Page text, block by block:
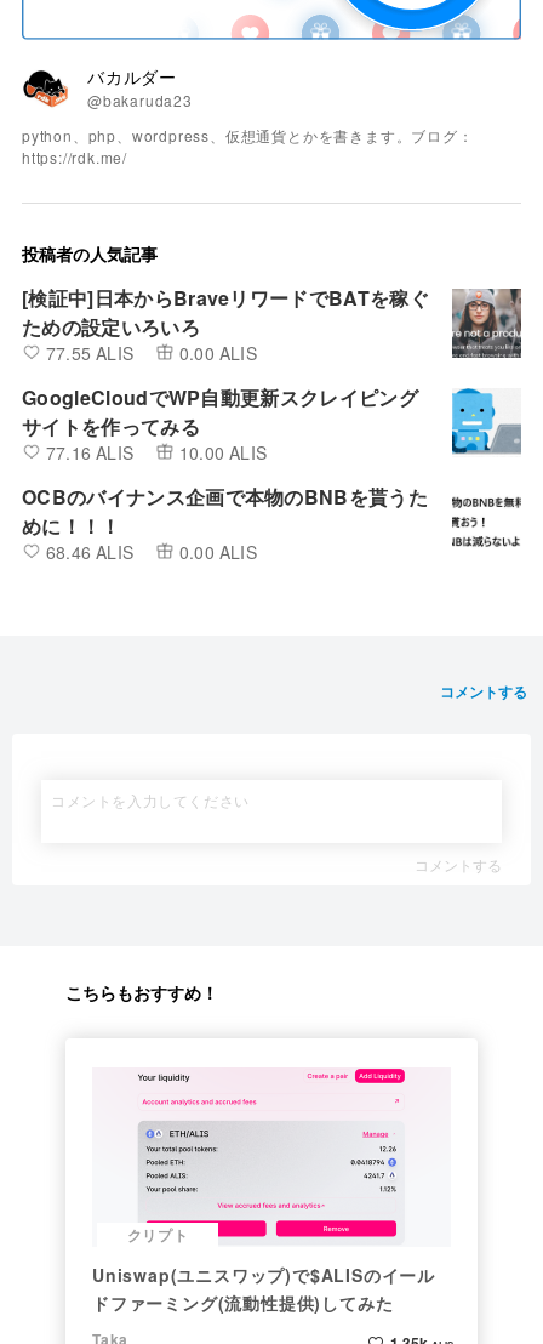
バカルダー
@bakaruda23
python、php、wordpress、仮想通貨とかを書きます。ブログ：
https://rdk.me/
投稿者の人気記事
[検証中]日本からBraveリワードでBATを稼ぐ
ための設定いろいろ
77.55 ALIS 0.00 ALIS
GoogleCloudでWP自動更新スクレイピング
サイトを作ってみる
77.16 ALIS 10.00 ALIS
OCBのバイナンス企画で本物のBNBを貰うた
めに！！！
68.46 ALIS 0.00 ALIS
コメントする
コメントする
こちらもおすすめ！
クリプト
Uniswap(ユニスワップ)で$ALISのイール
ドファーミング(流動性提供)してみた
Taka